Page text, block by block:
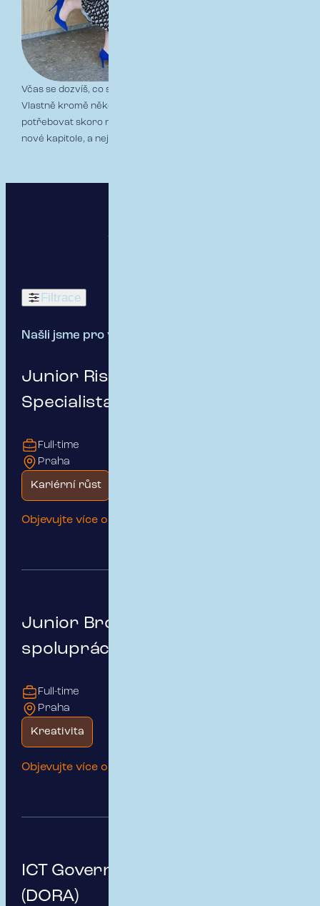
Včas se dozvíš, co si máš vzít na první den k nám do práce.
Vlastně kromě několika vyplněných formulářů nebudeš
potřebovat skoro nic – tedy stačí už jen vykročit vstříc tvé
nové kapitole, a nejlépe „pravou“ 😊
Volné pozice
Filtrace
Našli jsme pro vás:
Junior Risk & Insurance
Specialista pro B2B klienty
Full-time
Praha
Objevujte více o této pozici
Kariérní růst
Junior Broker - Týmová
spolupráce a kariérní růst
Full-time
Praha
Objevujte více o této pozici
Kreativita
ICT Governance & Risk Manager
(DORA)